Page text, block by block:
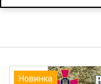
Новинка